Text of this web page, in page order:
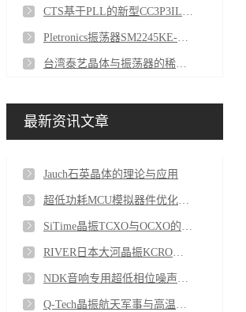
CTS基于PLL的新型CC3P3IL1244M16000R高性能晶体振荡器
Pletronics振荡器SM2245KE-32.768K-T3K为精确计时树立了新的基准
台湾泰艺晶体与振荡器的稀缺性
最新资讯文章
Jauch石英晶体的理论与应用